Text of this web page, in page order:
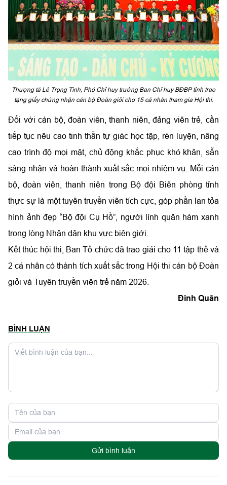
Thượng tá Lê Trọng Tình, Phó Chỉ huy trưởng Ban Chỉ huy BĐBP tỉnh trao
tặng giấy chứng nhận cán bộ Đoàn giỏi cho 15 cá nhân tham gia Hội thi.
Đối với cán bộ, đoàn viên, thanh niên, đảng viên trẻ, cần
tiếp tục nêu cao tinh thần tự giác học tập, rèn luyện, nâng
cao trình độ mọi mặt, chủ động khắc phục khó khăn, sẵn
sàng nhận và hoàn thành xuất sắc mọi nhiệm vụ. Mỗi cán
bộ, đoàn viên, thanh niên trong Bộ đội Biên phòng tỉnh
thực sự là một tuyên truyền viên tích cực, góp phần lan tỏa
hình ảnh đẹp “Bộ đội Cụ Hồ”, người lính quân hàm xanh
trong lòng Nhân dân khu vực biên giới.
Kết thúc hội thi, Ban Tổ chức đã trao giải cho 11 tập thể và
2 cá nhân có thành tích xuất sắc trong Hội thi cán bộ Đoàn
giỏi và Tuyên truyền viên trẻ năm 2026.
Đinh Quân
BÌNH LUẬN
Gửi bình luận